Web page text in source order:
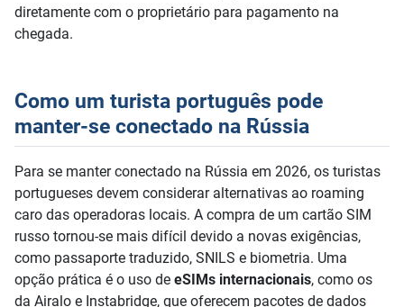
diretamente com o proprietário para pagamento na
chegada.
Como um turista português pode
manter-se conectado na Rússia
Para se manter conectado na Rússia em 2026, os turistas
portugueses devem considerar alternativas ao roaming
caro das operadoras locais. A compra de um cartão SIM
russo tornou-se mais difícil devido a novas exigências,
como passaporte traduzido, SNILS e biometria. Uma
opção prática é o uso de eSIMs internacionais, como os
da Airalo e Instabridge, que oferecem pacotes de dados